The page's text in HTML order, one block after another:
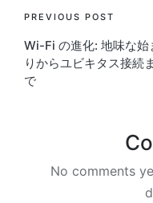
Post
navigation
PREVIOUS POST
Wi-Fi の進化: 地味な始
りからユビキタス接続ま
で
No comments